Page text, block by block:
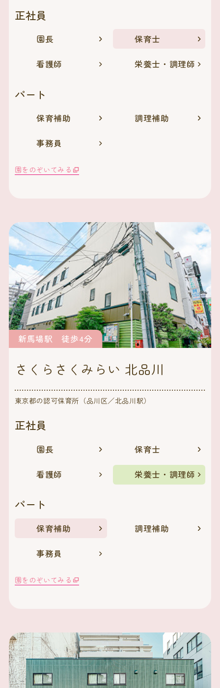
正社員
園長 保育士
看護師 栄養士・調理師
パート
保育補助 調理補助
事務員
園をのぞいてみる
新馬場駅 徒歩4分
さくらさくみらい 北品川
東京都の認可保育所（品川区／北品川駅）
正社員
園長 保育士
看護師 栄養士・調理師
パート
保育補助 調理補助
事務員
園をのぞいてみる